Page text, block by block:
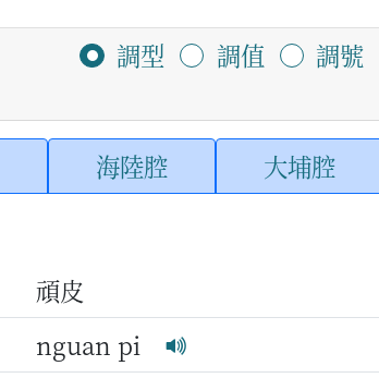
調型 調值 調號
海陸腔 大埔腔
頑皮
nguan pi